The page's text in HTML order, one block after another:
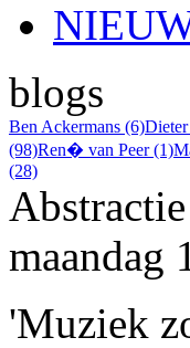
blogs
Ben Ackermans (6)
(98)Ren� van Peer (1)
(28)
maandag
'Muziek